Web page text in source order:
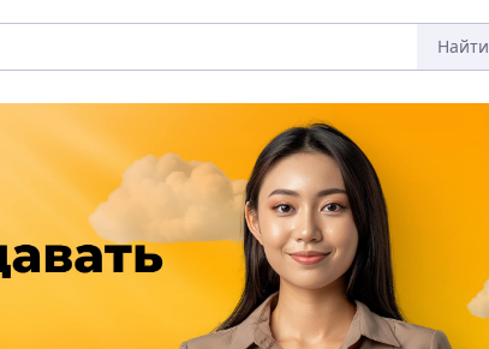
Найти